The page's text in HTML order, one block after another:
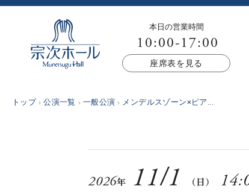
本日の営業時間
10:00-17:00
座席表を見る
トップ 公演一覧 一般公演 メンデルスゾーン×ピア...
2026年 11/1 （日）